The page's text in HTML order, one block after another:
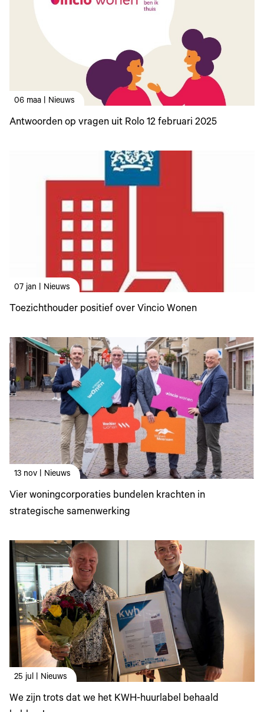
06 maa | Nieuws
Antwoorden op vragen uit Rolo 12 februari 2025
07 jan | Nieuws
Toezichthouder positief over Vincio Wonen
13 nov | Nieuws
Vier woningcorporaties bundelen krachten in
strategische samenwerking
25 jul | Nieuws
We zijn trots dat we het KWH-huurlabel behaald